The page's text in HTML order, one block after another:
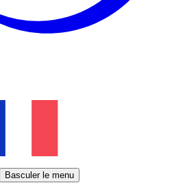
Basculer le menu